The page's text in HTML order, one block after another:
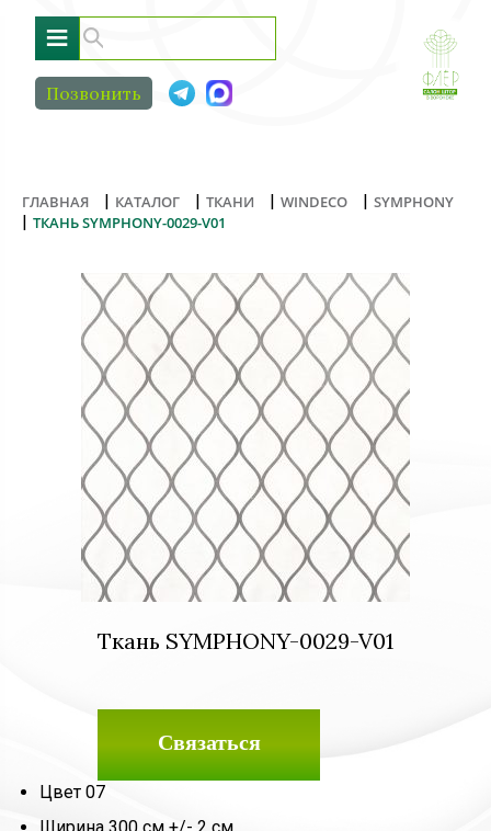
≡
Позвонить
ГЛАВНАЯ | КАТАЛОГ | ТКАНИ | WINDECO | SYMPHONY
| ТКАНЬ SYMPHONY-0029-V01
Ткань SYMPHONY-0029-V01
Связаться
Цвет 07